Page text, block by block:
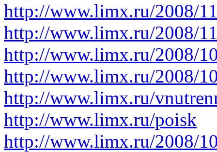
http://www.limx.ru/2008/
http://www.limx.ru/2008/
http://www.limx.ru/2008/
http://www.limx.ru/2008/
http://www.limx.ru/
http://www.limx.ru/poisk
http://www.limx.ru/2008/